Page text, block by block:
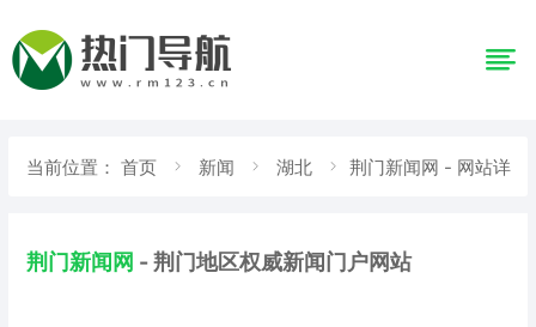
当前位置： 首页 新闻 湖北 荆门新闻网 - 网站详
荆门新闻网 - 荆门地区权威新闻门户网站